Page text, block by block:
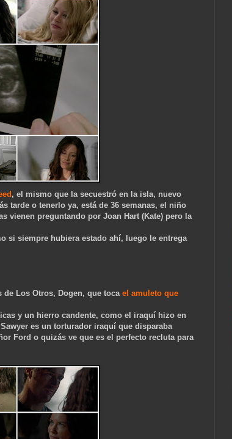
, el mismo que la secuestró en la isla, nuevo
tarde o tenerlo ya, está de 36 semanas, el niño
vienen preguntando por Joan Hart (Kate) pero la
si siempre hubiera estado ahí, luego le entrega
de Los Otros, Dogen, que toca el amuleto que
y un hierro candente, como el iraquí hizo en
es un torturador iraquí que disparaba
Ford o quizás ve que es el perfecto recluta para